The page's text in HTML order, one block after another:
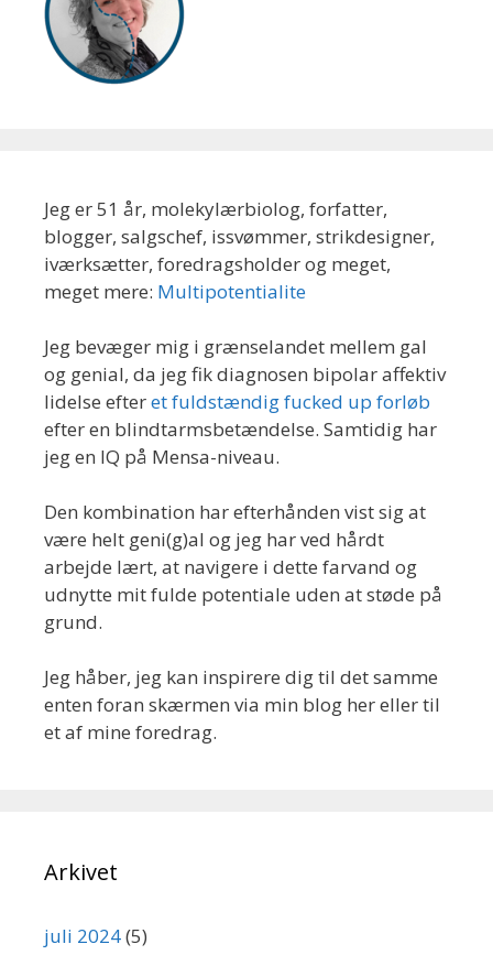
Jeg er 51 år, molekylærbiolog, forfatter,
blogger, salgschef, issvømmer, strikdesigner,
iværksætter, foredragsholder og meget,
meget mere: Multipotentialite
Jeg bevæger mig i grænselandet mellem gal
og genial, da jeg fik diagnosen bipolar affektiv
lidelse efteret fuldstændig fucked up forløb
efter en blindtarmsbetændelse. Samtidig har
jeg en IQ på Mensa-niveau.
Den kombination har efterhånden vist sig at
være helt geni(g)al og jeg har ved hårdt
arbejde lært, at navigere i dette farvand og
udnytte mit fulde potentiale uden at støde på
grund.
Jeg håber, jeg kan inspirere dig til det samme
enten foran skærmen via min blog her eller til
et af mine foredrag.
Arkivet
juli 2024(5)